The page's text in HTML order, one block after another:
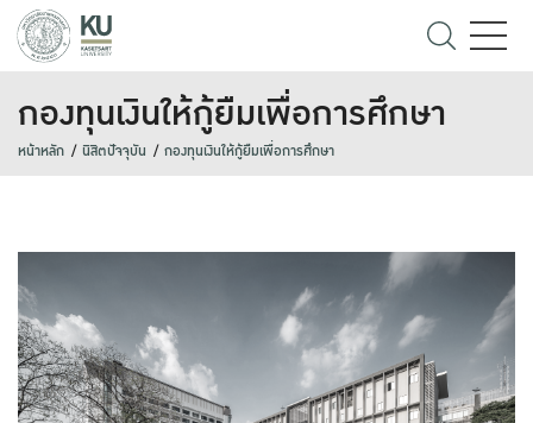
กองทุนเงินให้กู้ยืมเพื่อการศึกษา
หน้าหลัก นิสิตปัจจุบัน กองทุนเงินให้กู้ยืมเพื่อการศึกษา